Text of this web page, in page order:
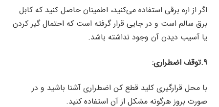
اگر از اره برقی استفاده می‌کنید، اطمینان حاصل کنید که کابل
برق سالم است و در جایی قرار گرفته است که احتمال گیر کردن
یا آسیب دیدن آن وجود نداشته باشد.
۹.توقف اضطراری:
با محل قرارگیری کلید قطع کن اضطراری آشنا باشید و در
صورت بروز هرگونه مشکل از آن استفاده کنید.